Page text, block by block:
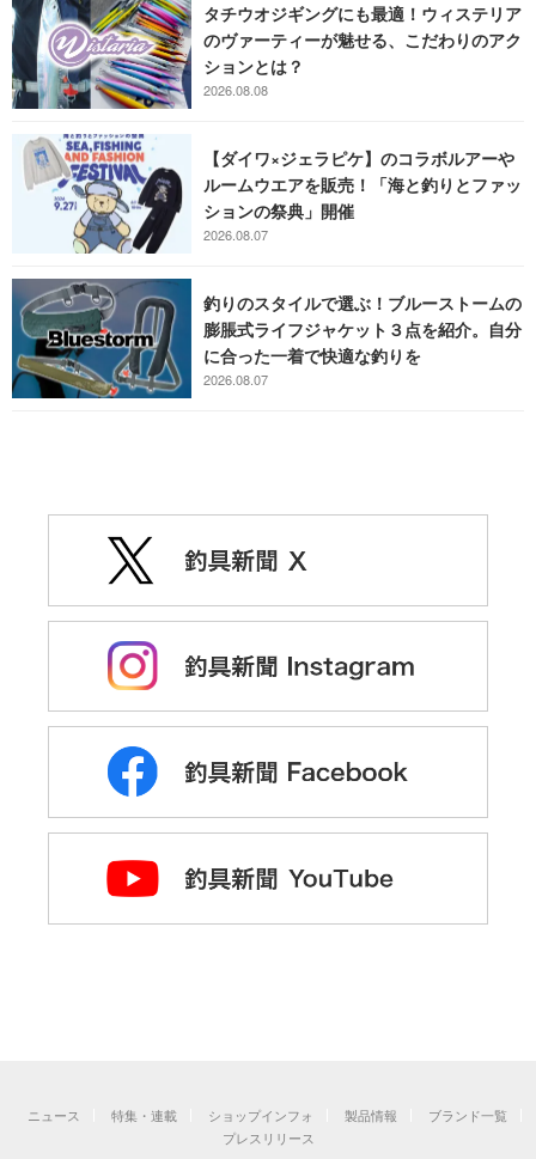
タチウオジギングにも最適！ウィステリア
のヴァーティーが魅せる、こだわりのアク
ションとは？
2026.08.08
【ダイワ×ジェラピケ】のコラボルアーや
ルームウエアを販売！「海と釣りとファッ
ションの祭典」開催
2026.08.07
釣りのスタイルで選ぶ！ブルーストームの
膨脹式ライフジャケット３点を紹介。自分
に合った一着で快適な釣りを
2026.08.07
ニュース 特集・連載 ショップインフォ 製品情報
ブランド一覧
プレスリリース